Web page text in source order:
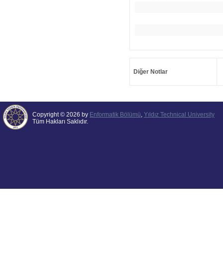
Diğer Notlar
Copyright © 2026 by Enformatik Bölümü, Yıldız Technical University
Tüm Hakları Saklıdır.